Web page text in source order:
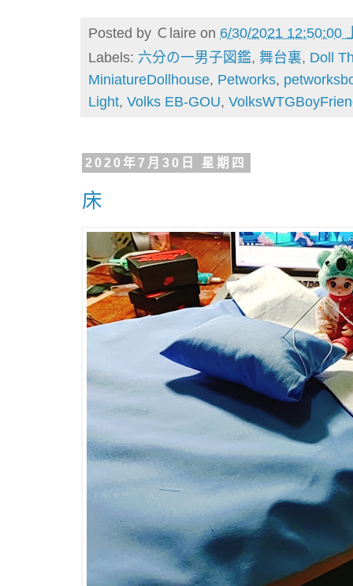
Posted by Ｃlaire on 6/30/2021 12:50:00
Labels: 六分の一男子図鑑, 舞台裏, Doll
MiniatureDollhouse, Petworks,
Light, Volks EB-GOU,
2020年7月30日 星期四
床